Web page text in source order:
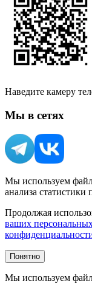
Наведите камеру
Мы в сетях
Мы используем
анализа
Продолжая
ваших
Понятно
Мы используем